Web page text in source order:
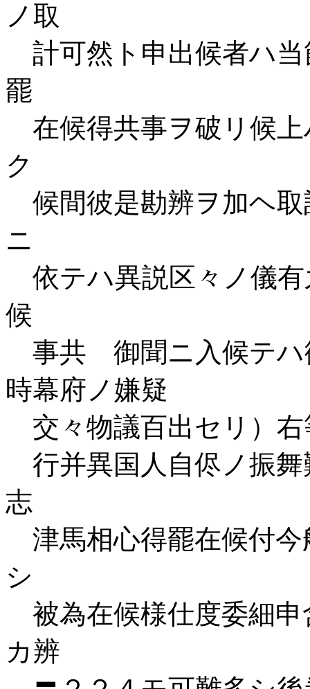
ノ取
計可然ト申出候者ハ当
罷
在候得共事ヲ破リ候上
ク
候間彼是勘辨ヲ加ヘ取
ニ
依テハ異説区々ノ儀有
候
事共 御聞ニ入候テハ
時幕府ノ嫌疑
交々物議百出セリ）右
行并異国人自侭ノ振舞
志
津馬相心得罷在候付今
シ
被為在候様仕度委細申
カ辨